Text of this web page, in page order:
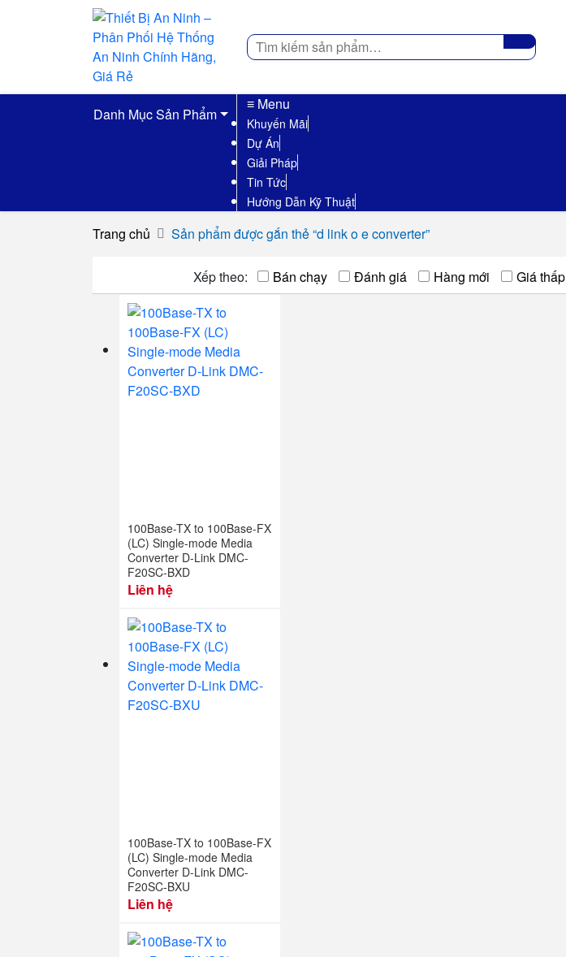
Tìm
kiếm
Danh Mục Sản Phẩm
≡ Menu
Khuyến Mãi
Dự Án
Giải Pháp
Tin Tức
Hướng Dẫn Kỹ Thuật
Trang chủ Sản phẩm được gắn thẻ “d link o e converter”
Xếp theo: Bán chạy Đánh giá Hàng mới Giá
100Base-TX to 100Base-FX
(LC) Single-mode Media
Converter D-Link DMC-
F20SC-BXD
Liên hệ
100Base-TX to 100Base-FX
(LC) Single-mode Media
Converter D-Link DMC-
F20SC-BXU
Liên hệ